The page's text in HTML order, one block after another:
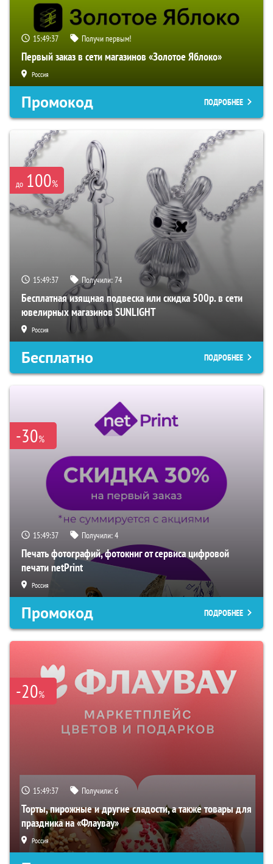
15:49:36 Получи первым!
Первый заказ в сети магазинов «Золотое Яблоко»
Россия
Промокод ПОДРОБНЕЕ
до 100%
15:49:36 Получили:74
Бесплатная изящная подвеска или скидка 500р. в сети
ювелирных магазинов SUNLIGHT
Россия
Бесплатно ПОДРОБНЕЕ
-30%
15:49:36 Получили:4
Печать фотографий, фотокниг от сервиса цифровой
печати netPrint
Россия
Промокод ПОДРОБНЕЕ
-20%
15:49:36 Получили:6
Торты, пирожные и другие сладости, а также товары для
праздника на «Флаувау»
Россия